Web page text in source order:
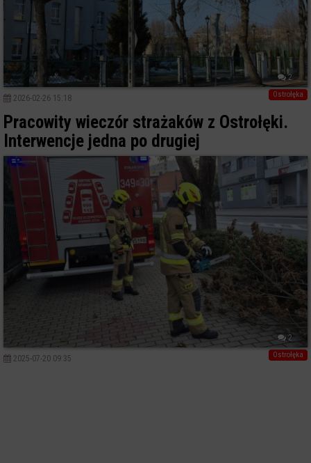
2
Ostrołęka
2026-02-26 15:18
Pracowity wieczór strażaków z Ostrołęki.
Interwencje jedna po drugiej
2
Ostrołęka
2025-07-20 09:35